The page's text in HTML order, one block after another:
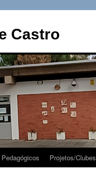
Castro
Projetos/Clubes